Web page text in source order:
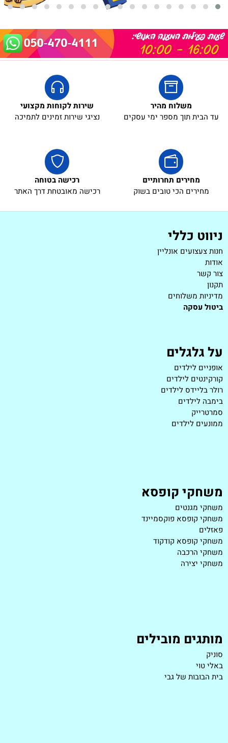
משלוח מהיר
עד הבית תוך מספר ימי עסקים
שירות לקוחות מקצועי
נציגי שירות זמינים לתמיכה
מחירים תחרותיים
מחירים הכי טובים בשוק
רכישה בטוחה
רכישה מאובטחת דרך האתר
ניווט כללי
חנות צעצועים אונליין
אודות
צור קשר
תקנון
מדיניות משלוחים
ביטול עסקה
על גלגלים
אופניים לילדים
קורקינטים לילדים
רולר בליידס לילדים
בימבה לילדים
סמרטרייק
ממונעים לילדים
משחקי קופסא
משחקי מגנטים
משחקי קופסא פוקסמיינד
פאזלים
משחקי קופסא קודקוד
משחקי הרכבה
משחקי יצירה
מותגים מובילים
סוניק
באלי טוי
בית הבובות של גבי